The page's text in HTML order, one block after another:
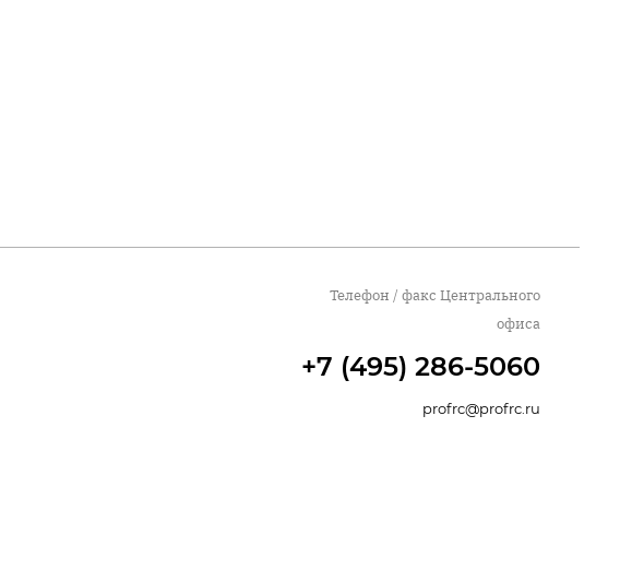
Телефон / факс Центрального
офиса
+7 (495) 286-5060
profrc@profrc.ru